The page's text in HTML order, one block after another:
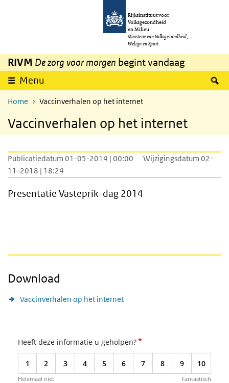
Overslaan en naar de inhoud gaan
Rijksinstituut voor
Volksgezondheid
en Milieu
Ministerie van Volksgezondheid,
Welzijn en Sport
RIVM De zorg voor morgen begint vandaag
Menu
Home Vaccinverhalen op het internet
Vaccinverhalen op het internet
Publicatiedatum 01-05-2014 | 00:00
Wijzigingsdatum 02-
11-2018 | 18:24
Presentatie Vasteprik-dag 2014
Download
Vaccinverhalen op het internet
Heeft deze informatie u geholpen?*
1 2 3 4 5 6 7 8 9 10
Helemaal niet Fantastisch